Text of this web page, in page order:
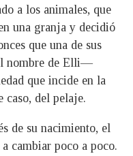
a los animales, que
una granja y decidió
que una de sus
nombre de Elli—
que incide en la
caso, del pelaje.
de su nacimiento, el
cambiar poco a poco.